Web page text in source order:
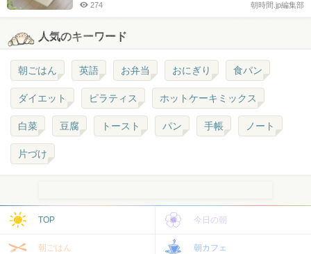
朝時間.jp編集部
274
人気のキーワード
朝ごはん 英語 お弁当 おにぎり 食パン
ダイエット ピラティス ホットケーキミックス
白菜 豆腐 トースト パン 手帳 ノート
片づけ
TOP 今日の朝
朝ごはん 朝カフェ